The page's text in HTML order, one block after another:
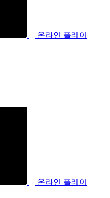
온라인 플레이
온라인 플레이